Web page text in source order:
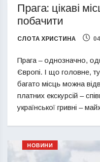
Прага: цікаві
побачити
СЛОТА ХРИСТИНА
Прага – однозначно,
Європі. І що головне,
багато місць можна
платних екскурсій –
української гривні –
НОВИНИ